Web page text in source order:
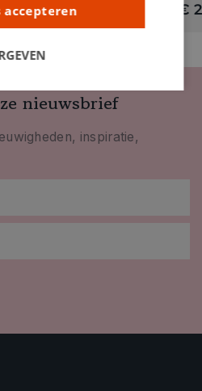
€
nieuwsbrief
inspiratie,
accepteren